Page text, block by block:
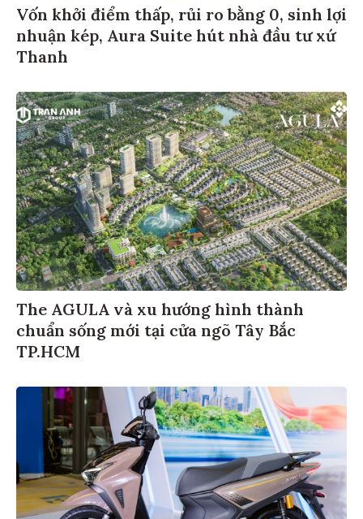
Vốn khởi điểm thấp, rủi ro bằng 0, sinh lợi
nhuận kép, Aura Suite hút nhà đầu tư xứ
Thanh
The AGULA và xu hướng hình thành
chuẩn sống mới tại cửa ngõ Tây Bắc
TP.HCM